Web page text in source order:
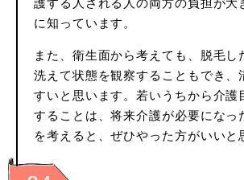
に知っています。
また、衛生面から考えても、脱毛し
洗えて状態を観察することもでき、
すいと思います。若いうちから介護
することは、将来介護が必要になっ
を考えると、ぜひやった方がいいと